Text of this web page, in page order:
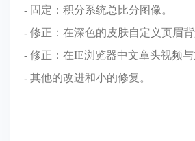
- 固定：积分系统总比分图像。
- 修正：在深色的皮肤自定义页眉背
- 修正：在IE浏览器中文章头视频与
- 其他的改进和小的修复。